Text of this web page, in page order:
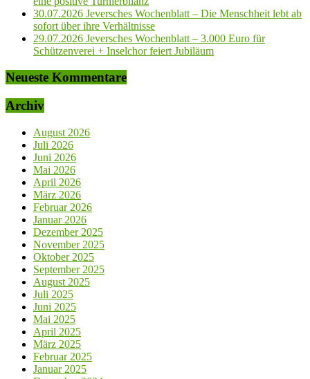
30.07.2026 Jeversches Wochenblatt – Die Menschheit lebt ab
sofort über ihre Verhältnisse
29.07.2026 Jeversches Wochenblatt – 3.000 Euro für
Schützenverei + Inselchor feiert Jubiläum
Neueste Kommentare
Archiv
August 2026
Juli 2026
Juni 2026
Mai 2026
April 2026
März 2026
Februar 2026
Januar 2026
Dezember 2025
November 2025
Oktober 2025
September 2025
August 2025
Juli 2025
Juni 2025
Mai 2025
April 2025
März 2025
Februar 2025
Januar 2025